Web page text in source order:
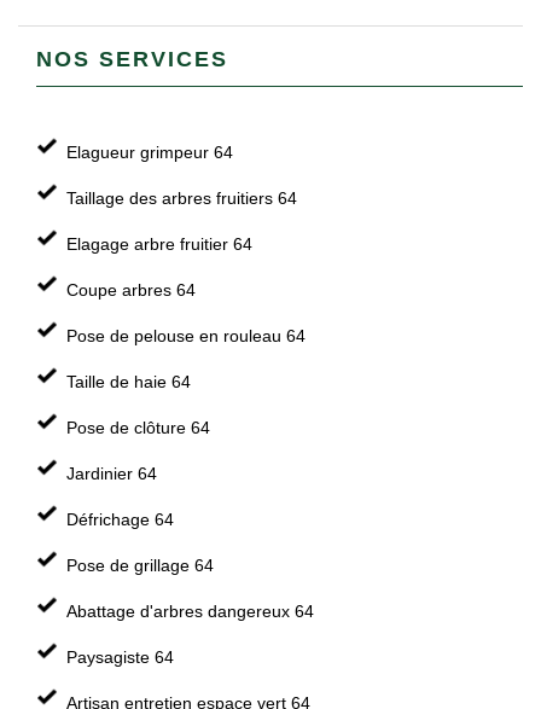
NOS SERVICES
Elagueur grimpeur 64
Taillage des arbres fruitiers 64
Elagage arbre fruitier 64
Coupe arbres 64
Pose de pelouse en rouleau 64
Taille de haie 64
Pose de clôture 64
Jardinier 64
Défrichage 64
Pose de grillage 64
Abattage d'arbres dangereux 64
Paysagiste 64
Artisan entretien espace vert 64